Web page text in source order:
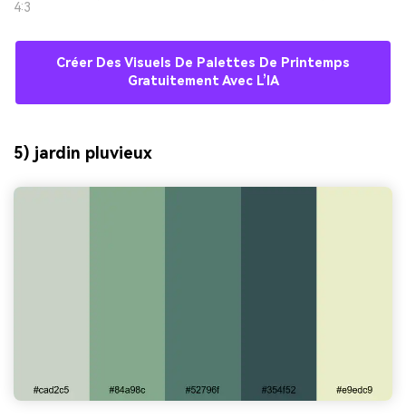
4:3
Créer Des Visuels De Palettes De Printemps
Gratuitement Avec L’IA
5) jardin pluvieux